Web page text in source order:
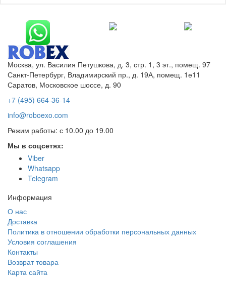
Москва, ул. Василия Петушкова, д. 3, стр. 1, 3 эт., помещ. 97
Санкт-Петербург, Владимирский пр., д. 19А, помещ. 1е11
Саратов, Московское шоссе, д. 90
+7 (495) 664-36-14
info@roboexo.com
Режим работы: с 10.00 до 19.00
Мы в соцсетях:
Viber
Whatsapp
Telegram
Информация
О нас
Доставка
Политика в отношении обработки персональных данных
Условия соглашения
Контакты
Возврат товара
Карта сайта